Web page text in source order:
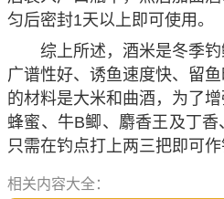
匀后密封1天以上即可使用。
综上所述，酒米是冬季
广谱性好、诱鱼速度快、留
的材料是大米和曲酒，为了
蜂蜜、牛B鲫、麝香王及丁
只需在钓点打上两三把即可作
相关内容大全：